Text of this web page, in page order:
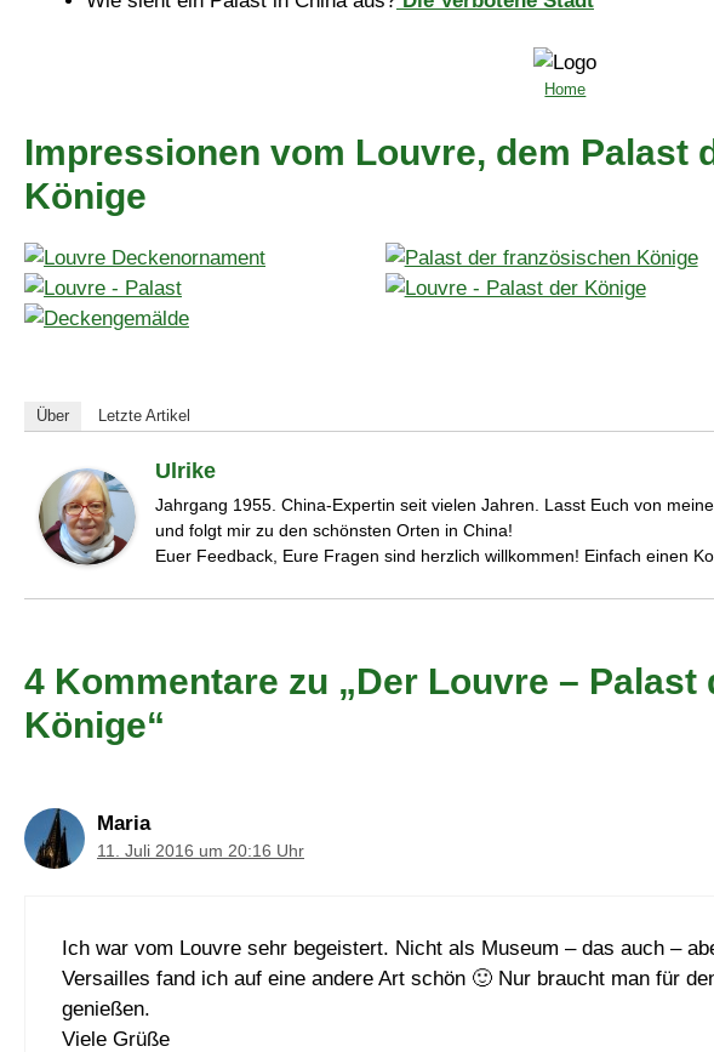
Home
Impressionen vom Louvre, dem Palast
Könige
Über Letzte Artikel
Ulrike
Jahrgang 1955. China-Expertin seit vielen Jahren. Lasst Euch von
und folgt mir zu den schönsten Orten in China!
Euer Feedback, Eure Fragen sind herzlich willkommen! Einfach einen
4 Kommentare zu „Der Louvre –
Könige“
Maria
11. Juli 2016 um 20:16 Uhr
Ich war vom Louvre sehr begeistert. Nicht als Museum – das auch –
Versailles fand ich auf eine andere Art schön 🙂 Nur braucht man für
genießen.
Viele Grüße